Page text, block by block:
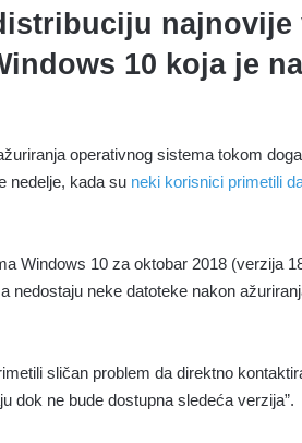
najnovije
10 koja je
operativnog sistema tokom
nedelje, kada su neki korisnici primetili
Windows 10 za oktobar 2018 (verzija
nedostaju neke datoteke nakon
sličan problem da direktno
dok ne bude dostupna sledeća verzija”.